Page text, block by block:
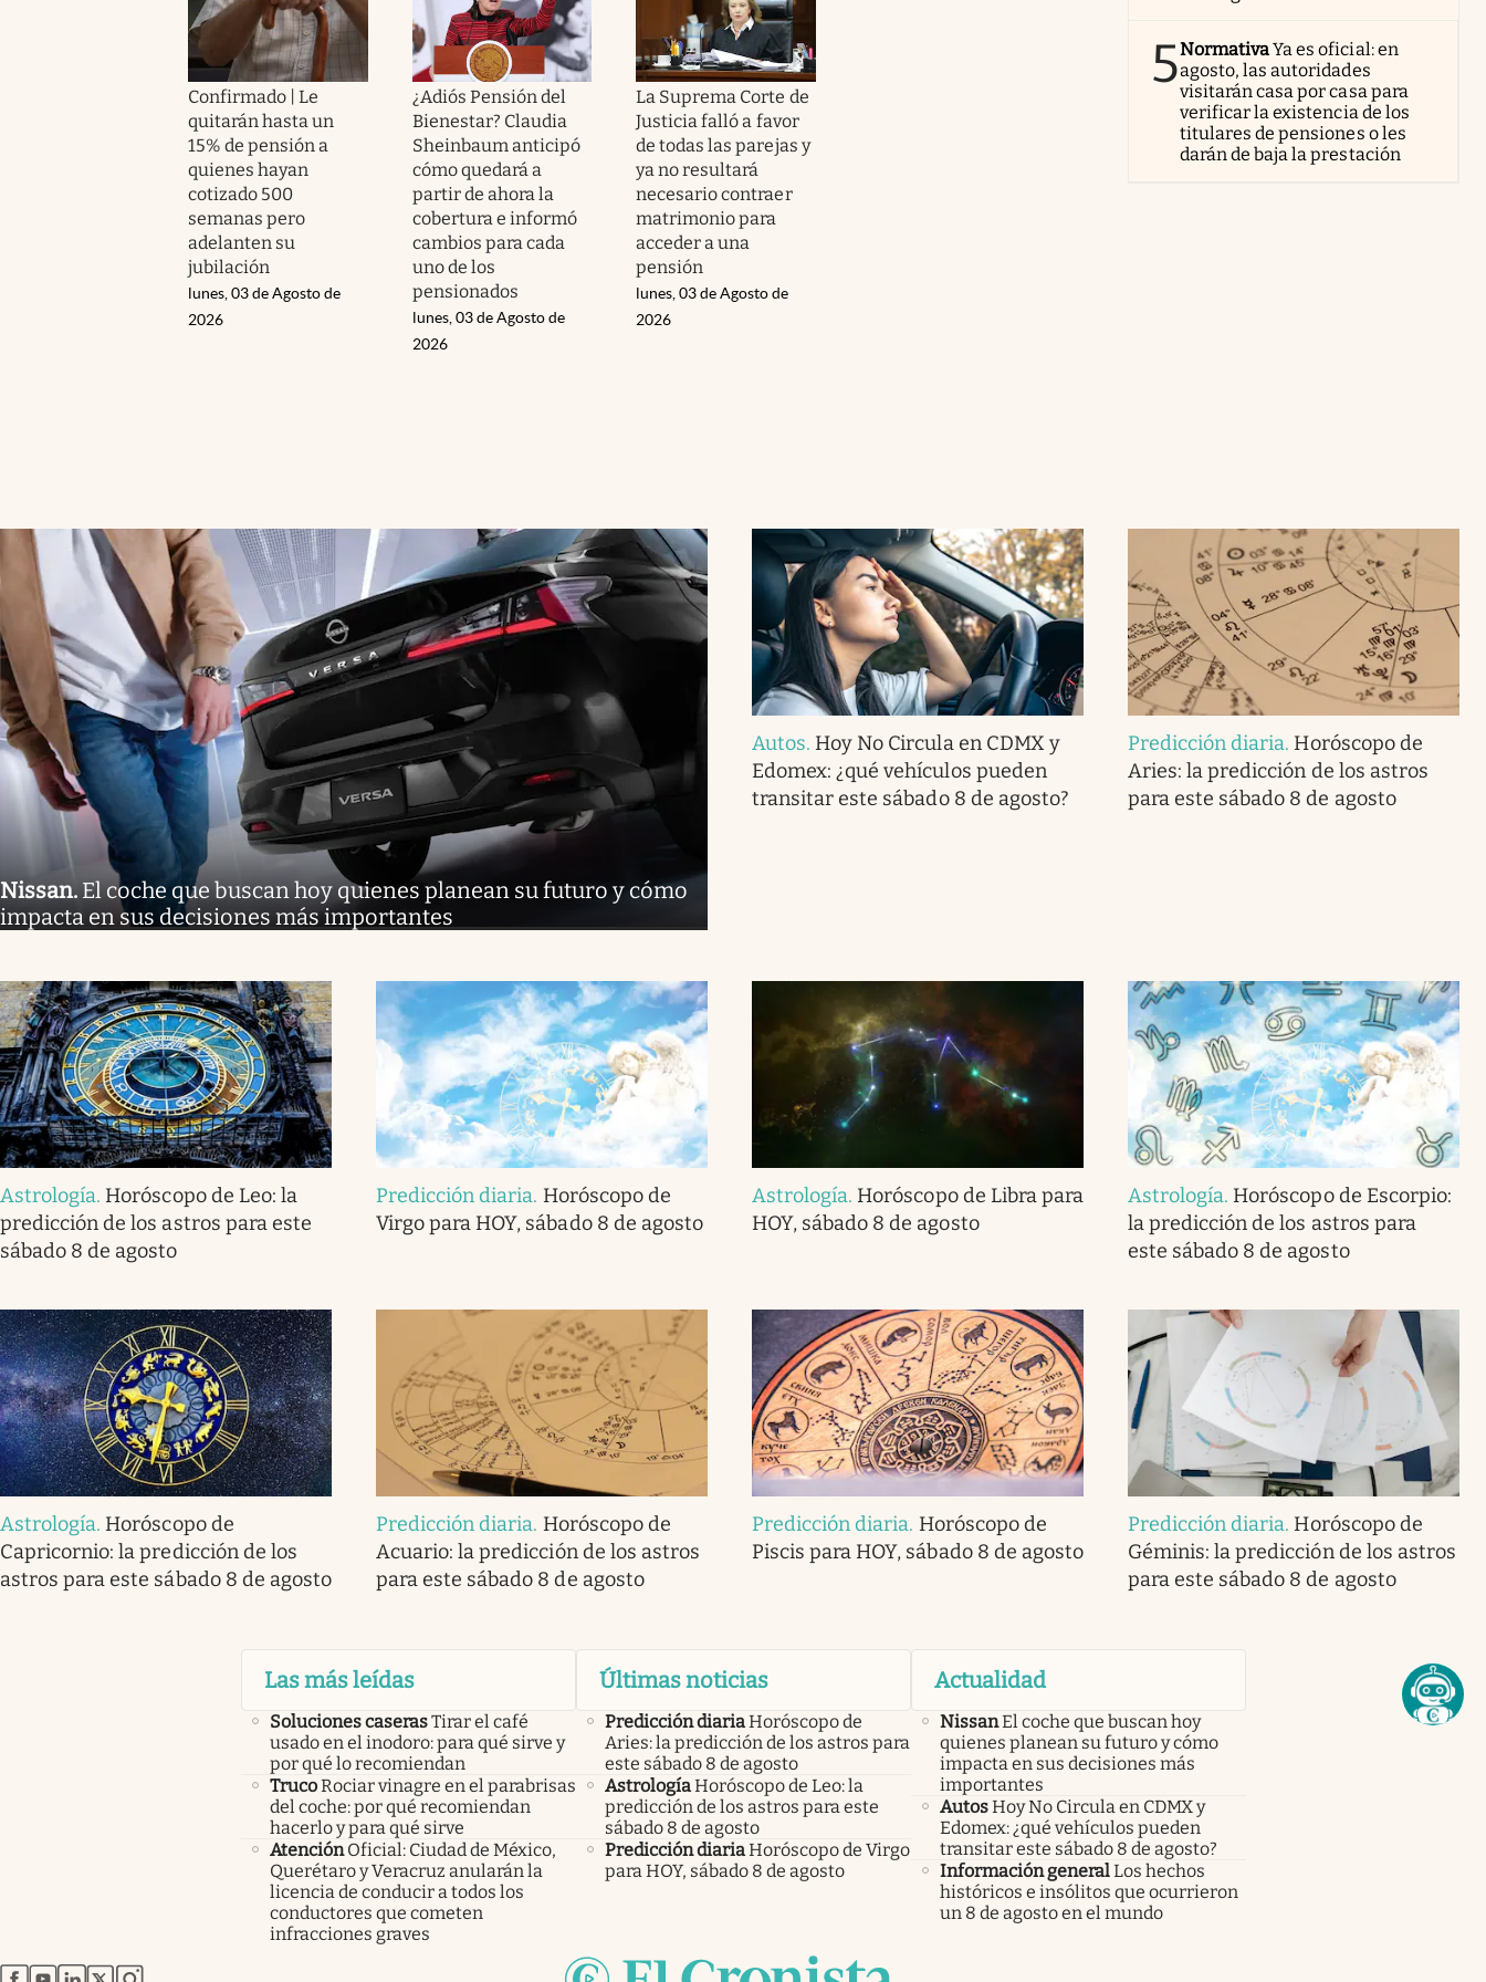
Confirmado | Le
quitarán hasta un
15% de pensión a
quienes hayan
cotizado 500
semanas pero
adelanten su
jubilación
lunes, 03 de Agosto de
2026
¿Adiós Pensión del
Bienestar? Claudia
Sheinbaum anticipó
cómo quedará a
partir de ahora la
cobertura e informó
cambios para cada
uno de los
pensionados
lunes, 03 de Agosto de
2026
La Suprema Corte de
Justicia falló a favor
de todas las parejas y
ya no resultará
necesario contraer
matrimonio para
acceder a una
pensión
lunes, 03 de Agosto de
2026
5NormativaYa es oficial: en
agosto, las autoridades
visitarán casa por casa para
verificar la existencia de los
titulares de pensiones o les
darán de baja la prestación
Nissan. El coche que buscan hoy quienes planean su futuro y cómo
impacta en sus decisiones más importantes
Autos. Hoy No Circula en CDMX y
Edomex: ¿qué vehículos pueden
transitar este sábado 8 de agosto?
Predicción diaria. Horóscopo de
Aries: la predicción de los astros
para este sábado 8 de agosto
Astrología. Horóscopo de Leo: la
predicción de los astros para este
sábado 8 de agosto
Predicción diaria. Horóscopo de
Virgo para HOY, sábado 8 de agosto
Astrología. Horóscopo de Libra para
HOY, sábado 8 de agosto
Astrología. Horóscopo de Escorpio:
la predicción de los astros para
este sábado 8 de agosto
Astrología. Horóscopo de
Capricornio: la predicción de los
astros para este sábado 8 de agosto
Predicción diaria. Horóscopo de
Acuario: la predicción de los astros
para este sábado 8 de agosto
Predicción diaria. Horóscopo de
Piscis para HOY, sábado 8 de agosto
Predicción diaria. Horóscopo de
Géminis: la predicción de los astros
para este sábado 8 de agosto
Las más leídas
Soluciones caserasTirar el café
usado en el inodoro: para qué sirve y
por qué lo recomiendan
TrucoRociar vinagre en el parabrisas
del coche: por qué recomiendan
hacerlo y para qué sirve
Atención Oficial: Ciudad de México,
Querétaro y Veracruz anularán la
licencia de conducir a todos los
conductores que cometen
infracciones graves
Últimas noticias
Predicción diariaHoróscopo de
Aries: la predicción de los astros para
este sábado 8 de agosto
AstrologíaHoróscopo de Leo: la
predicción de los astros para este
sábado 8 de agosto
Predicción diariaHoróscopo de Virgo
para HOY, sábado 8 de agosto
Actualidad
NissanEl coche que buscan hoy
quienes planean su futuro y cómo
impacta en sus decisiones más
importantes
AutosHoy No Circula en CDMX y
Edomex: ¿qué vehículos pueden
transitar este sábado 8 de agosto?
Información generalLos hechos
históricos e insólitos que ocurrieron
un 8 de agosto en el mundo
abre en nueva pestaña
abre en nueva pestaña
abre en nueva pestaña
abre en nueva pestaña
abre en nueva pestaña